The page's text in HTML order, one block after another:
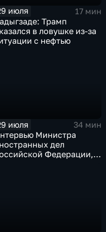
июля
17 мин
Трамп
в ловушке из-за
с нефтью
июля
34 мин
Министра
дел
Федерации,